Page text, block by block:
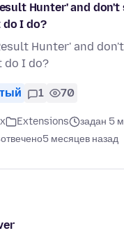
Hunter' and don't
do I do?
Hunter' and
do I do?
1 70
Extensions
задан 5
отвечено5 месяцев назад